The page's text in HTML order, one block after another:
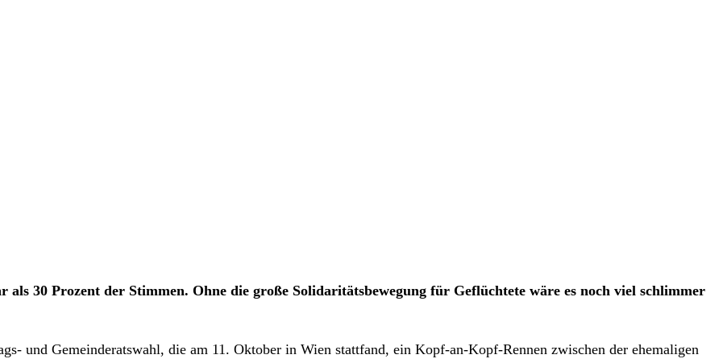
30 Prozent der Stimmen. Ohne die große Solidaritätsbewegung für Geflüchtete wäre es noch viel schlimmer
und Gemeinderatswahl, die am 11. Oktober in Wien stattfand, ein Kopf-an-Kopf-Rennen zwischen der ehemaligen